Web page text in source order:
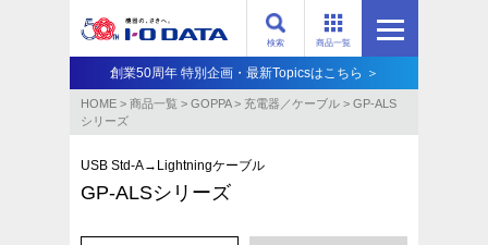
商品一覧
検索
創業50周年 特別企画・最新Topicsはこちら ＞
HOME > 商品一覧 > GOPPA> 充電器／ケーブル > GP-ALS
シリーズ
USB Std-A→Lightningケーブル
GP-ALSシリーズ